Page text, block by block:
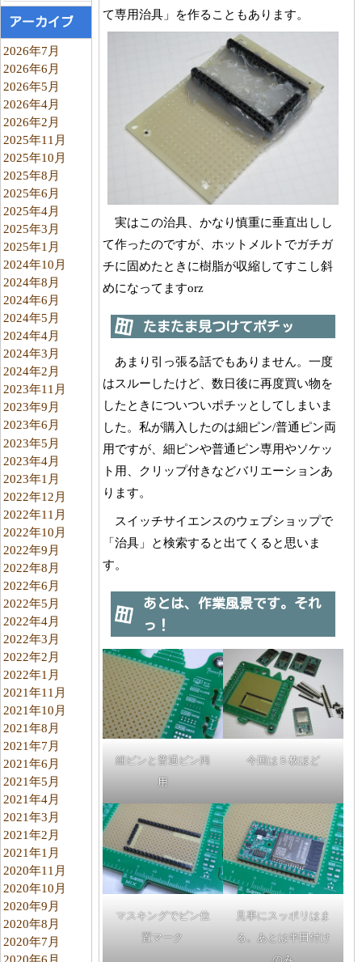
アーカイブ
2026年7月
2026年6月
2026年5月
2026年4月
2026年2月
2025年11月
2025年10月
2025年8月
2025年6月
2025年4月
2025年3月
2025年1月
2024年10月
2024年8月
2024年6月
2024年5月
2024年4月
2024年3月
2024年2月
2023年11月
2023年9月
2023年6月
2023年5月
2023年4月
2023年1月
2022年12月
2022年11月
2022年10月
2022年9月
2022年8月
2022年6月
2022年5月
2022年4月
2022年3月
2022年2月
2022年1月
2021年11月
2021年10月
2021年8月
2021年7月
2021年6月
2021年5月
2021年4月
2021年3月
2021年2月
2021年1月
2020年11月
2020年10月
2020年9月
2020年8月
2020年7月
て専用治具」を作ることもあります。
実はこの治具、かなり慎重に垂直出しし
て作ったのですが、ホットメルトでガチガ
チに固めたときに樹脂が収縮してすこし斜
めになってますorz
たまたま見つけてポチッ
あまり引っ張る話でもありません。一度
はスルーしたけど、数日後に再度買い物を
したときについついポチッとしてしまいま
した。私が購入したのは細ピン/普通ピン両
用ですが、細ピンや普通ピン専用やソケッ
ト用、クリップ付きなどバリエーションあ
ります。
スイッチサイエンスのウェブショップで
「治具」と検索すると出てくると思いま
す。
あとは、作業風景です。それ
っ！
細ピンと普通ピン両
用
今回は５枚ほど
マスキングでピン位
置マーク
見事にスッポリはま
る。あとは半田付け
のみ